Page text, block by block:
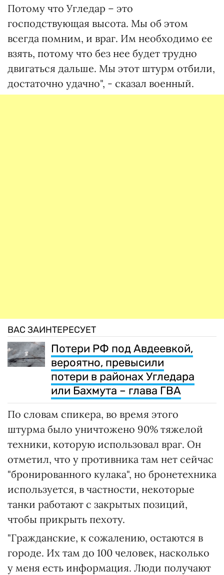
Потому что Угледар – это
господствующая высота. Мы об этом
всегда помним, и враг. Им необходимо ее
взять, потому что без нее будет трудно
двигаться дальше. Мы этот штурм отбили,
достаточно удачно", - сказал военный.
ВАС ЗАИНТЕРЕСУЕТ
Потери РФ под Авдеевкой,
вероятно, превысили
потери в районах Угледара
или Бахмута – глава ГВА
По словам спикера, во время этого
штурма было уничтожено 90% тяжелой
техники, которую использовал враг. Он
отметил, что у противника там нет сейчас
"бронированного кулака", но бронетехника
используется, в частности, некоторые
танки работают с закрытых позиций,
чтобы прикрыть пехоту.
"Гражданские, к сожалению, остаются в
городе. Их там до 100 человек, насколько
у меня есть информация. Люди получают